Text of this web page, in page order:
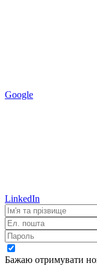
Google
LinkedIn
Бажаю отримувати